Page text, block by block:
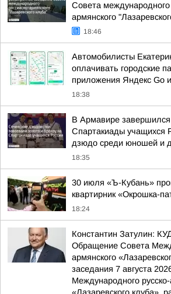
Совета международного
армянского
18:46
Автомобилисты
оплачивать городские
приложения Яндекс Go
18:38
В Армавире
Спартакиады учащихся
дзюдо среди юношей и
18:35
30 июля «Ъ-Кубань»
квартирник «Окрошка-
18:24
Константин Затулин:
Обращение Совета
армянского
заседания 7 августа
Международного